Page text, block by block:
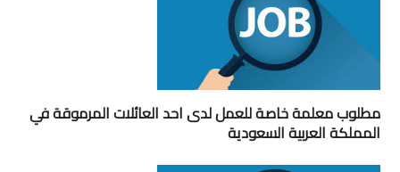
مطلوب معلمة خاصة للعمل لدى احد العائلات المرموقة في
المملكة العربية السعودية